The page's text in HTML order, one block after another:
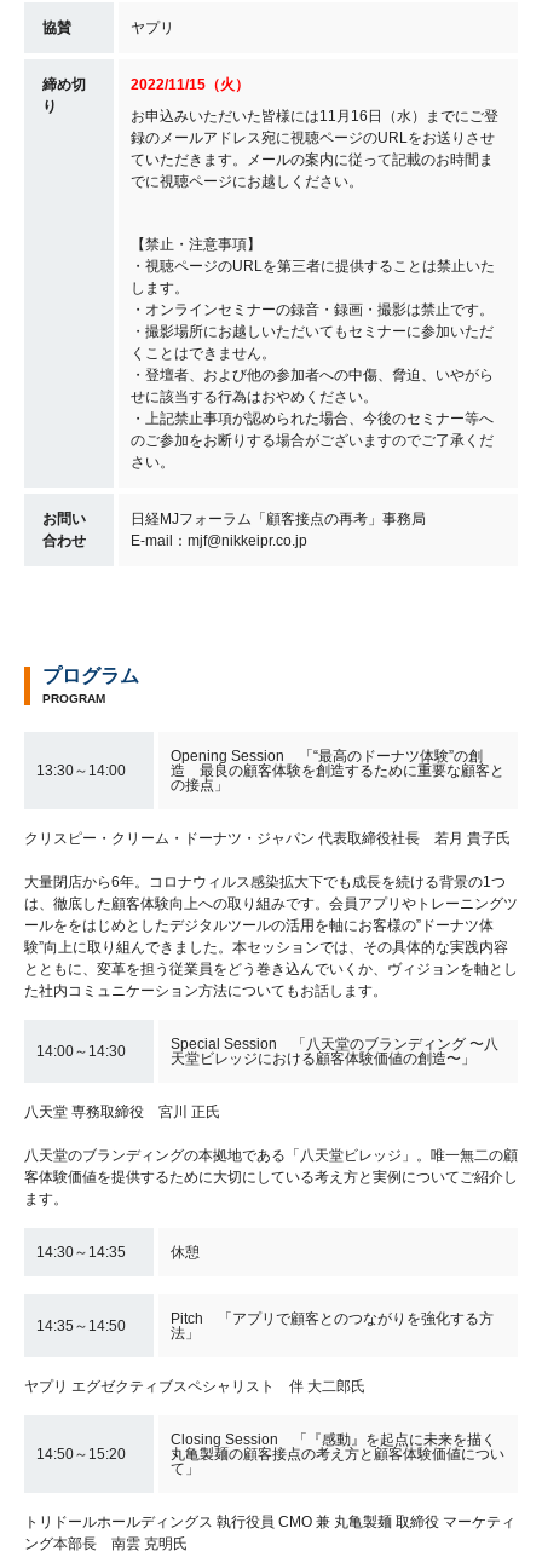
協賛 ヤプリ
締め切
り
2022/11/15（火）
お申込みいただいた皆様には11月16日（水）までにご登
録のメールアドレス宛に視聴ページのURLをお送りさせ
ていただきます。メールの案内に従って記載のお時間ま
でに視聴ページにお越しください。
【禁止・注意事項】
・視聴ページのURLを第三者に提供することは禁止いた
します。
・オンラインセミナーの録音・録画・撮影は禁止です。
・撮影場所にお越しいただいてもセミナーに参加いただ
くことはできません。
・登壇者、および他の参加者への中傷、脅迫、いやがら
せに該当する行為はおやめください。
・上記禁止事項が認められた場合、今後のセミナー等へ
のご参加をお断りする場合がございますのでご了承くだ
さい。
お問い
合わせ
日経MJフォーラム「顧客接点の再考」事務局
E-mail：mjf@nikkeipr.co.jp
プログラム
PROGRAM
13:30～14:00
Opening Session 「“最高のドーナツ体験”の創
造 最良の顧客体験を創造するために重要な顧客と
の接点」
クリスピー・クリーム・ドーナツ・ジャパン 代表取締役社長 若月 貴子氏
大量閉店から6年。コロナウィルス感染拡大下でも成長を続ける背景の1つ
は、徹底した顧客体験向上への取り組みです。会員アプリやトレーニングツ
ールををはじめとしたデジタルツールの活用を軸にお客様の”ドーナツ体
験”向上に取り組んできました。本セッションでは、その具体的な実践内容
とともに、変革を担う従業員をどう巻き込んでいくか、ヴィジョンを軸とし
た社内コミュニケーション方法についてもお話します。
14:00～14:30
Special Session 「八天堂のブランディング 〜八
天堂ビレッジにおける顧客体験価値の創造〜」
八天堂 専務取締役 宮川 正氏
八天堂のブランディングの本拠地である「八天堂ビレッジ」。唯一無二の顧
客体験価値を提供するために大切にしている考え方と実例についてご紹介し
ます。
14:30～14:35 休憩
14:35～14:50
Pitch 「アプリで顧客とのつながりを強化する方
法」
ヤプリ エグゼクティブスペシャリスト 伴 大二郎氏
14:50～15:20
Closing Session 「『感動』を起点に未来を描く
丸亀製麺の顧客接点の考え方と顧客体験価値につい
て」
トリドールホールディングス 執行役員 CMO 兼 丸亀製麺 取締役 マーケティ
ング本部長 南雲 克明氏